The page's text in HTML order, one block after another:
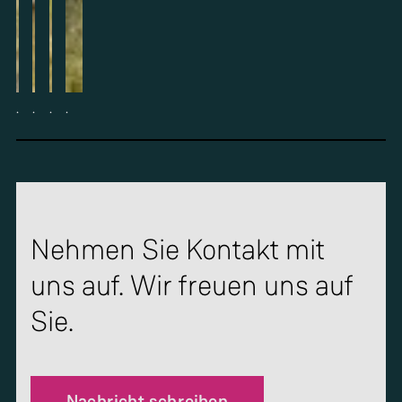
. . . .
Nehmen Sie Kontakt mit
uns auf. Wir freuen uns auf
Sie.